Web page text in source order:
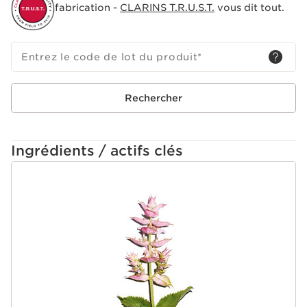
fabrication - CLARINS T.R.U.S.T. vous dit tout.
Entrez le code de lot du produit*
Rechercher
Ingrédients / actifs clés